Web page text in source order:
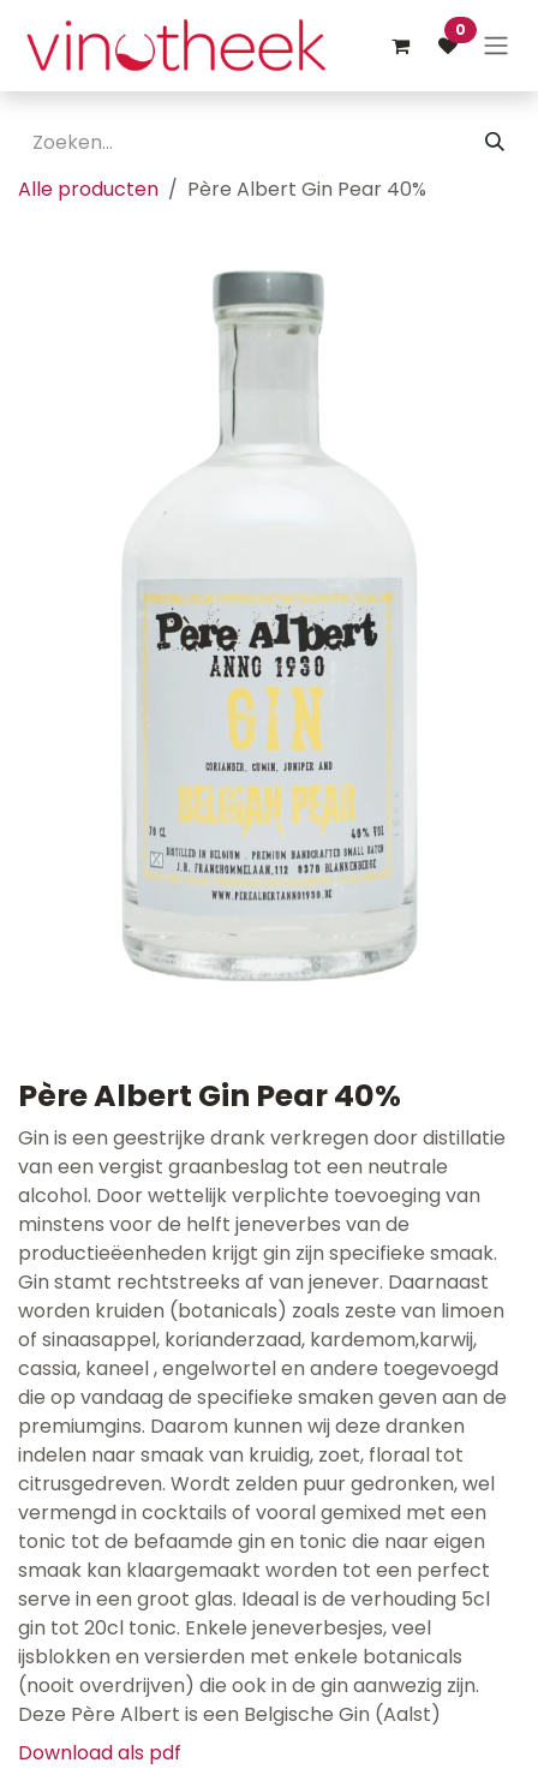
Overslaan naar inhoud
0
Alle producten Père Albert Gin Pear 40%
Père Albert Gin Pear 40%
Gin is een geestrijke drank verkregen door distillatie
van een vergist graanbeslag tot een neutrale
alcohol. Door wettelijk verplichte toevoeging van
minstens voor de helft jeneverbes van de
productieëenheden krijgt gin zijn specifieke smaak.
Gin stamt rechtstreeks af van jenever. Daarnaast
worden kruiden (botanicals) zoals zeste van limoen
of sinaasappel, korianderzaad, kardemom,karwij,
cassia, kaneel , engelwortel en andere toegevoegd
die op vandaag de specifieke smaken geven aan de
premiumgins. Daarom kunnen wij deze dranken
indelen naar smaak van kruidig, zoet, floraal tot
citrusgedreven. Wordt zelden puur gedronken, wel
vermengd in cocktails of vooral gemixed met een
tonic tot de befaamde gin en tonic die naar eigen
smaak kan klaargemaakt worden tot een perfect
serve in een groot glas. Ideaal is de verhouding 5cl
gin tot 20cl tonic. Enkele jeneverbesjes, veel
ijsblokken en versierden met enkele botanicals
(nooit overdrijven) die ook in de gin aanwezig zijn.
Deze Père Albert is een Belgische Gin (Aalst)
Download als pdf